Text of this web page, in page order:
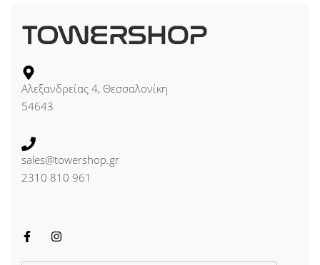
Αλεξανδρείας 4, Θεσσαλονίκη
54643
sales@towershop.gr
2310 810 961